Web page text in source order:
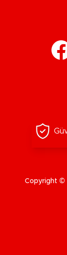
Copyright ©